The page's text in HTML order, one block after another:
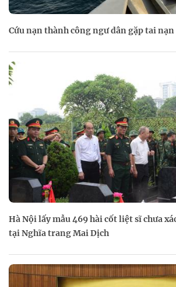
Cứu nạn thành công ngư dân gặp tai
Hà Nội lấy mẫu 469 hài cốt liệt sĩ chưa
tại Nghĩa trang Mai Dịch